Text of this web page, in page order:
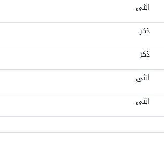
انثى
ذكر
ذكر
انثى
انثى